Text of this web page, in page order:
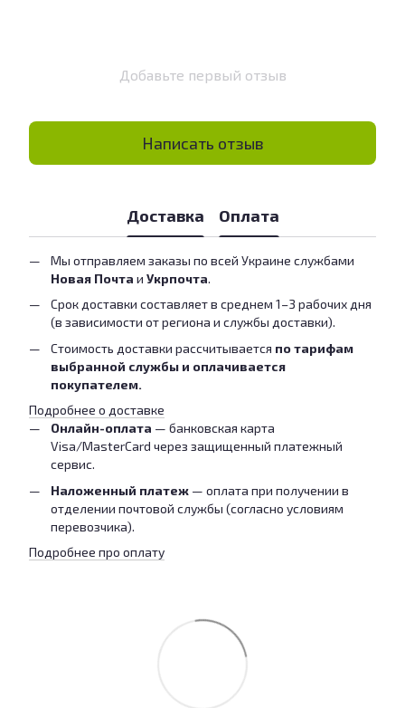
Добавьте первый отзыв
Написать отзыв
Доставка Оплата
Мы отправляем заказы по всей Украине службами
Новая Почта и Укрпочта.
Срок доставки составляет в среднем 1–3 рабочих дня
(в зависимости от региона и службы доставки).
Стоимость доставки рассчитывается по тарифам
выбранной службы и оплачивается
покупателем.
Подробнее о доставке
Онлайн-оплата — банковская карта
Visa/MasterCard через защищенный платежный
сервис.
Наложенный платеж — оплата при получении в
отделении почтовой службы (согласно условиям
перевозчика).
Подробнее про оплату